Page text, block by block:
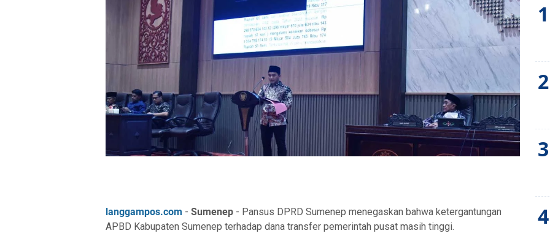
langgampos.com - Sumenep - Pansus DPRD Sumenep menegaskan bahwa ketergantungan
APBD Kabupaten Sumenep terhadap dana transfer pemerintah pusat masih tinggi.
1
2
3
4